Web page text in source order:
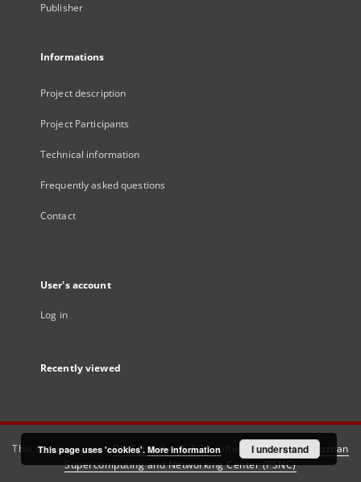
Publisher
Informations
Project description
Project Participants
Technical information
Frequently asked questions
Contact
User's account
Log in
Recently viewed
This service runs onDInGO dLibra 6.3.21software created by
Poznan
Supercomputing and Networking Center (PSNC)
This page uses 'cookies'. More information I understand